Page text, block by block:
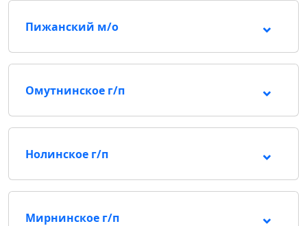
Пижанский м/о
Омутнинское г/п
Нолинское г/п
Мирнинское г/п